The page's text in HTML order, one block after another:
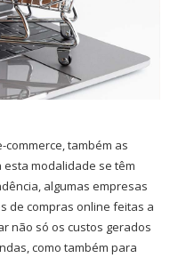
também as
modalidade se têm
algumas empresas
de compras online feitas a
não só os custos gerados
como também para